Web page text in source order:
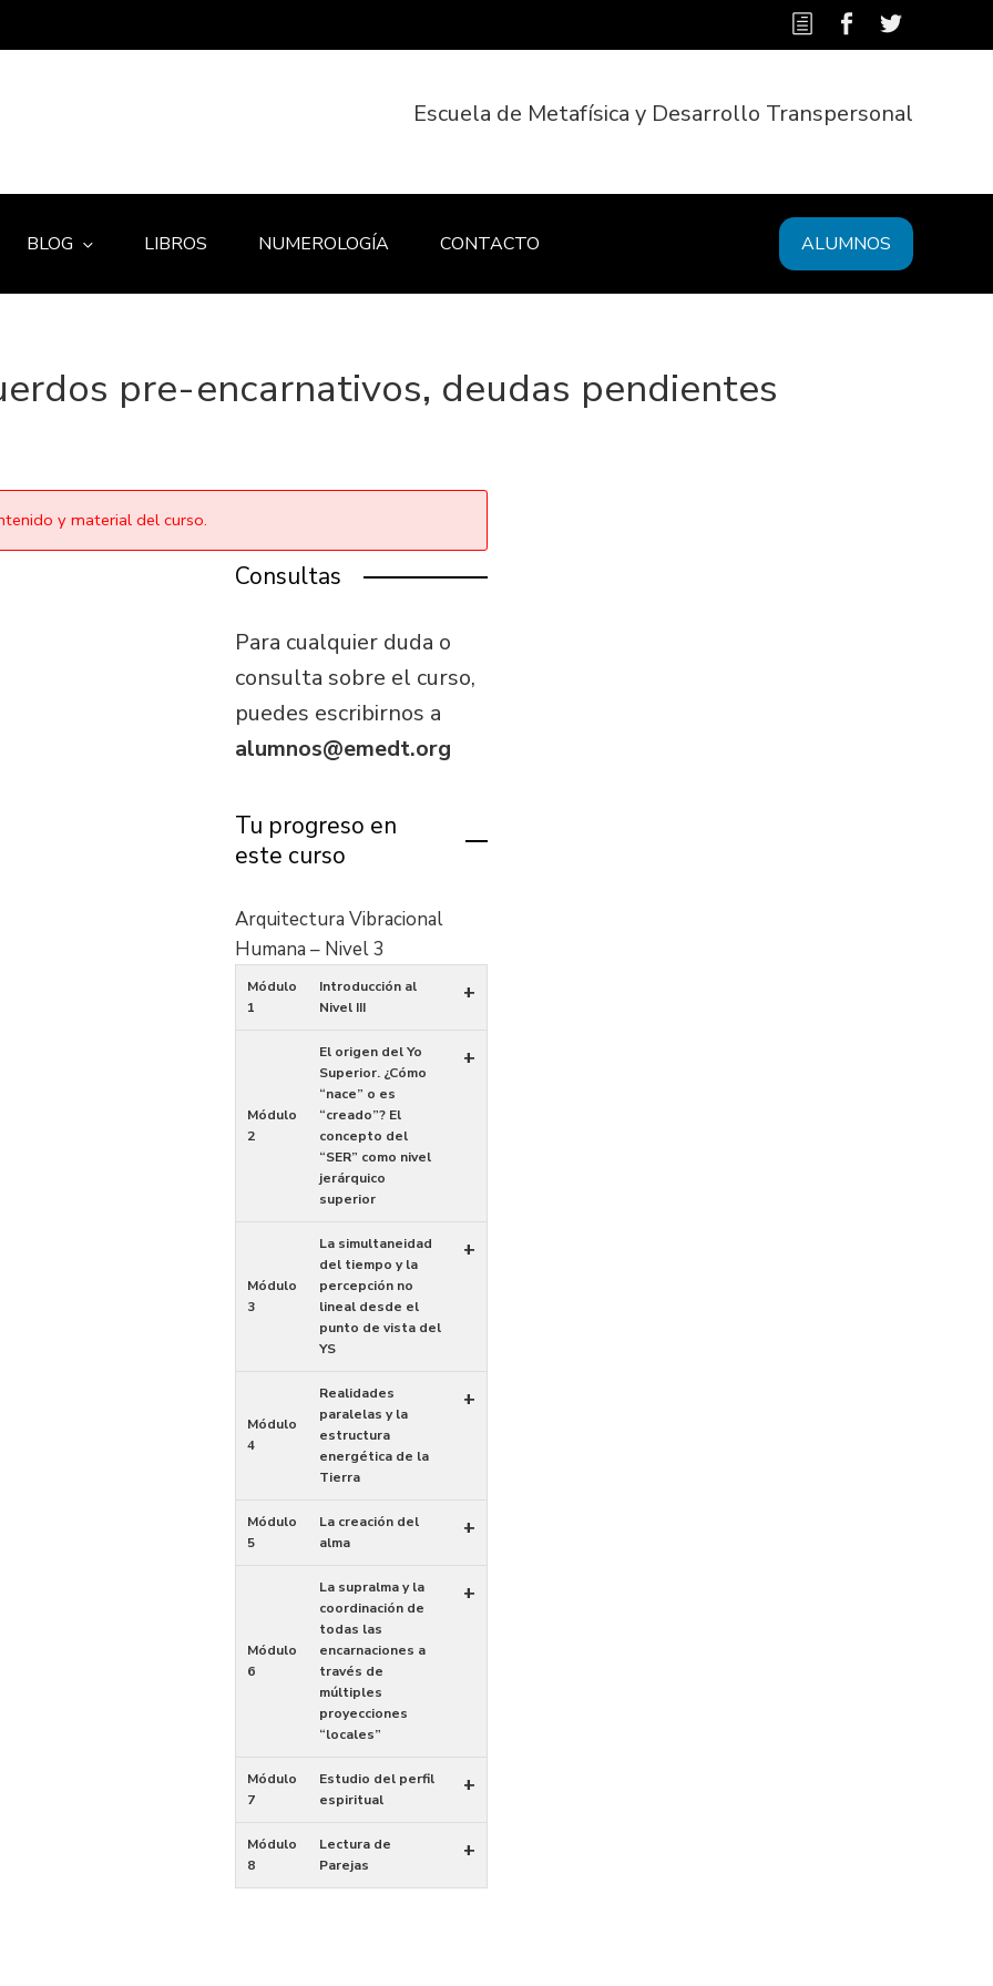
Escuela de Metafísica y Desarrollo Transpersonal
BLOG LIBROS NUMEROLOGÍA CONTACTO ALUMNOS
pre-encarnativos, deudas pendientes
y material del curso.
Consultas
Para cualquier duda o
consulta sobre el curso,
puedes escribirnos a
alumnos@emedt.org
Tu progreso en
este curso
Arquitectura Vibracional
Humana – Nivel 3
Módulo
1
Introducción al
Nivel III
+
Módulo
2
El origen del Yo
Superior. ¿Cómo
“nace” o es
“creado”? El
concepto del
“SER” como nivel
jerárquico
superior
+
Módulo
3
La simultaneidad
del tiempo y la
percepción no
lineal desde el
punto de vista del
YS
+
Módulo
4
Realidades
paralelas y la
estructura
energética de la
Tierra
+
Módulo
5
La creación del
alma
+
Módulo
6
La supralma y la
coordinación de
todas las
encarnaciones a
través de
múltiples
proyecciones
“locales”
+
Módulo
7
Estudio del perfil
espiritual
+
Módulo
8
Lectura de
Parejas
+